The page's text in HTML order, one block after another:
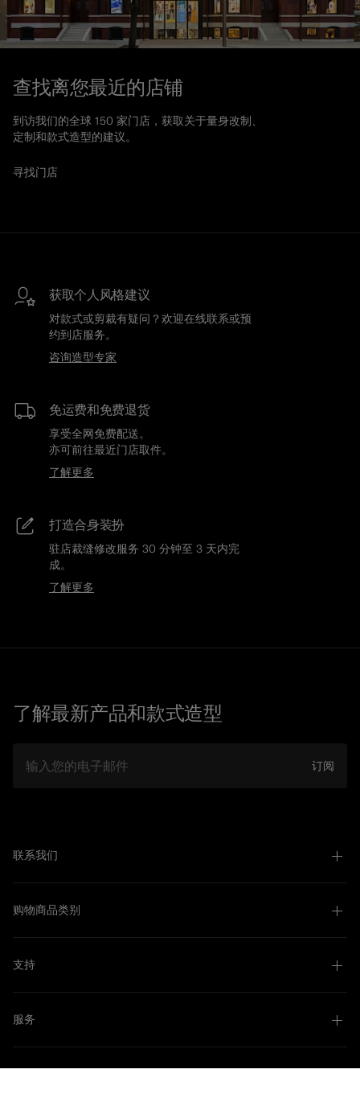
查找离您最近的店铺
到访我们的全球 150 家门店，获取关于量身改制、
定制和款式造型的建议。
寻找门店
获取个人风格建议
对款式或剪裁有疑问？欢迎在线联系或预
约到店服务。
咨询造型专家
免运费和免费退货
享受全网免费配送。
亦可前往最近门店取件。
了解更多
打造合身装扮
驻店裁缝修改服务 30 分钟至 3 天内完
成。
了解更多
了解最新产品和款式造型
订阅
联系我们
购物商品类别
支持
服务